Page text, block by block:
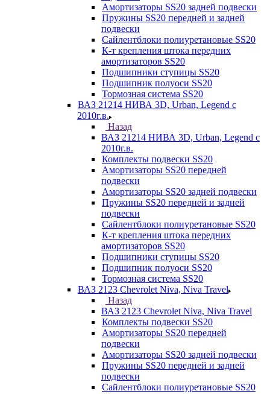
Амортизаторы SS20 задней подвески
Пружины SS20 передней и задней
подвески
Сайлентблоки полиуретановые SS20
К-т крепления штока передних
амортизаторов SS20
Подшипники ступицы SS20
Подшипник полуоси SS20
Тормозная система SS20
ВАЗ 21214 НИВА 3D, Urban, Legend c
2010г.в.
Назад
ВАЗ 21214 НИВА 3D, Urban, Legend c
2010г.в.
Комплекты подвески SS20
Амортизаторы SS20 передней
подвески
Амортизаторы SS20 задней подвески
Пружины SS20 передней и задней
подвески
Сайлентблоки полиуретановые SS20
К-т крепления штока передних
амортизаторов SS20
Подшипники ступицы SS20
Подшипник полуоси SS20
Тормозная система SS20
ВАЗ 2123 Chevrolet Niva, Niva Travel
Назад
ВАЗ 2123 Chevrolet Niva, Niva Travel
Комплекты подвески SS20
Амортизаторы SS20 передней
подвески
Амортизаторы SS20 задней подвески
Пружины SS20 передней и задней
подвески
Сайлентблоки полиуретановые SS20